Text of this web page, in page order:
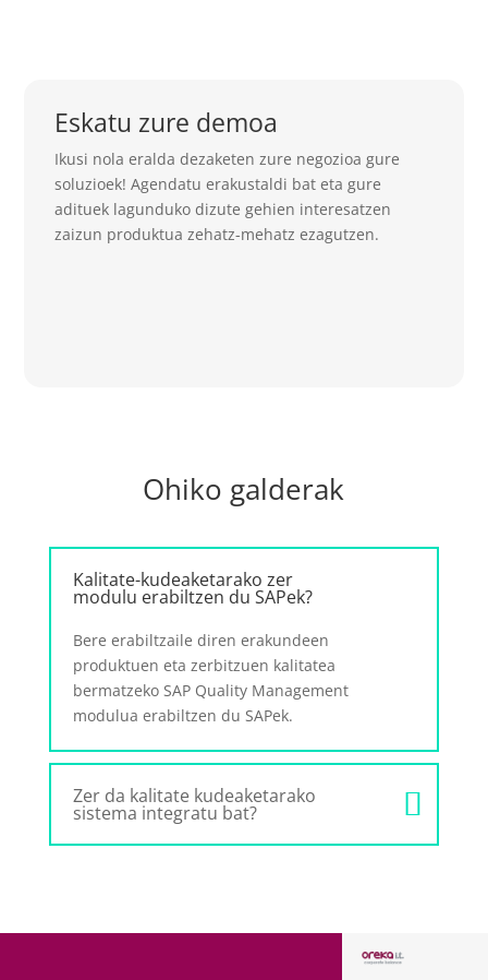
Eskatu zure demoa
Ikusi nola eralda dezaketen zure negozioa gure
soluzioek! Agendatu erakustaldi bat eta gure
adituek lagunduko dizute gehien interesatzen
zaizun produktua zehatz-mehatz ezagutzen.
Ohiko galderak
Kalitate-kudeaketarako zer
modulu erabiltzen du SAPek?
Bere erabiltzaile diren erakundeen
produktuen eta zerbitzuen kalitatea
bermatzeko SAP Quality Management
modulua erabiltzen du SAPek.
Zer da kalitate kudeaketarako
sistema integratu bat?